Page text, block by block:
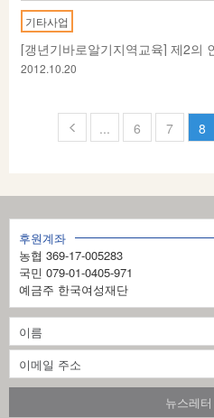
기타사업
[갱년기바로알기지역교육] 제2의
2012.10.20
의
1
1
... 6 7 8
후원계좌
농협 369-17-005283
국민 079-01-0405-971
예금주 한국여성재단